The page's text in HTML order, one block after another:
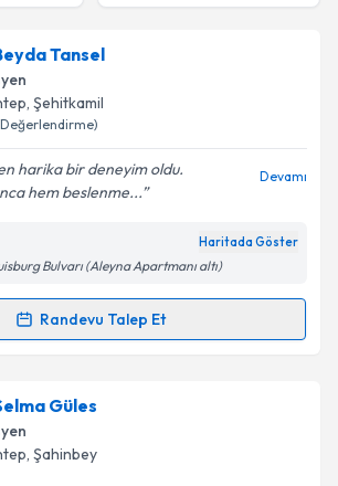
Tansel
, Şehitkamil
Değerlendirme)
harika bir deneyim oldu.
hem beslenme...
Devamı
Haritada Göster
Bulvarı (Aleyna Apartmanı altı)
Randevu Talep Et
Talebi
Tanseliçin randevu takvimi talebi
bu uzmandan randevu almanız için bir
e-posta ile bilgilendireceğiz.
Güles
, Şahinbey